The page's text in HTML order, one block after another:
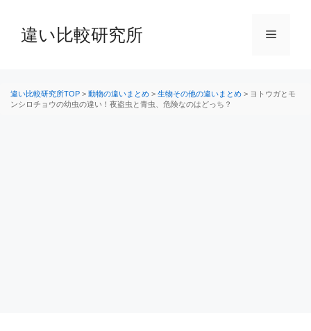
へ
違い比較研究所 メ
違い比較研究所TOP > 動物の違いまとめ > 生物その他の違いまとめ > ヨトウガとモ
ンシロチョウの幼虫の違い！夜盗虫と青虫、危険なのはどっち？